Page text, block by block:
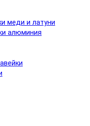
меди и латуни
алюминия